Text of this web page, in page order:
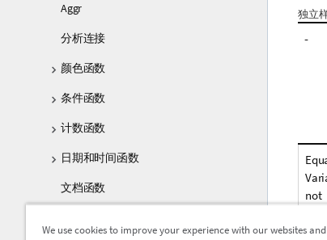
Aggr
分析连接
颜色函数
条件函数
计数函数
日期和时间函数
文档函数
独立
-
not
We use cookies to improve your experience with our websites